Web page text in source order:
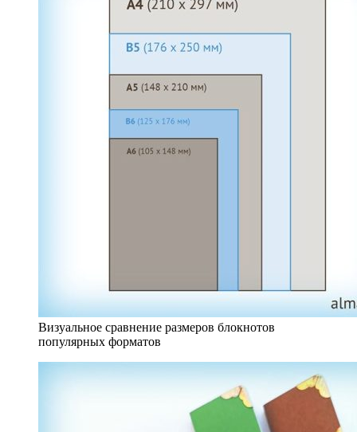
Визуальное сравнение размеров блокнотов
популярных форматов